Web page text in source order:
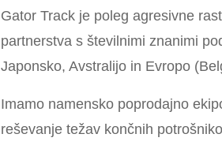
Gator Track je poleg agresivne
partnerstva s številnimi znanimi
Japonsko, Avstralijo in Evropo
Imamo namensko poprodajno
reševanje težav končnih